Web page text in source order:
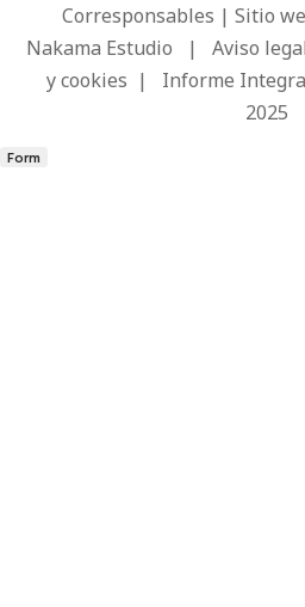
Corresponsables | Sitio
Nakama Estudio | Aviso
y cookies | Informe
2025
Form